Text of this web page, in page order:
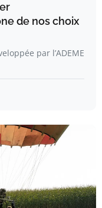
de nos choix
par l’ADEME